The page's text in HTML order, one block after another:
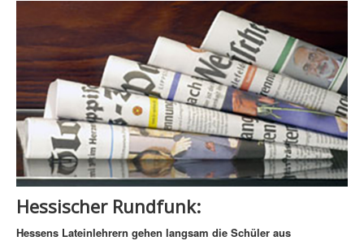
Hessischer Rundfunk:
Hessens Lateinlehrern gehen langsam die Schüler aus